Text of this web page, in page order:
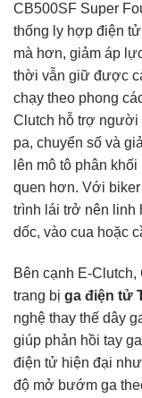
CB500SF Super
thống ly hợp điện
mà hơn, giảm áp
thời vẫn giữ được
chạy theo phong
Clutch hỗ trợ người
pa, chuyển số và
lên mô tô phân
quen hơn. Với
trình lái trở nên linh
dốc, vào cua hoặc
Bên cạnh E-
trang bị ga điện tử
nghệ thay thế dây
giúp phản hồi tay
điện tử hiện đại
độ mở bướm ga